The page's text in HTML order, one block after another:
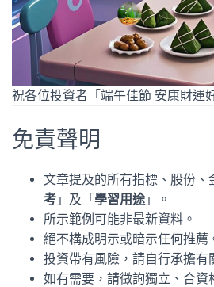
祝各位投資者「端午佳節 安康財運好
免責聲明
文章提及的所有指標、股份、
考 」及「 學習用途 」。
所示範例可能非最新資料。
絕不構成明示或暗示任何推薦
投資帶有風險，請自行承擔有
如有需要，請徵詢獨立、合資